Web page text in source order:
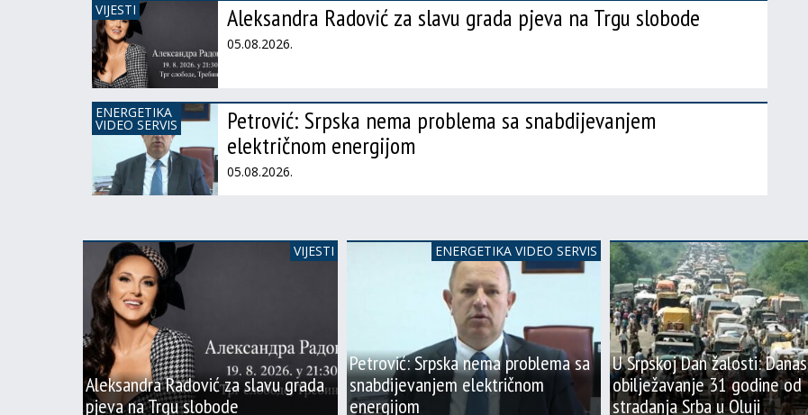
VIJESTI Aleksandra Radović za slavu grada pjeva na Trgu slobode
05.08.2026.
ENERGETIKA
VIDEO SERVIS
Petrović: Srpska nema problema sa snabdijevanjem
električnom energijom
05.08.2026.
Aleksandra Radović za slavu grada
pjeva na Trgu slobode
VIJESTI
Petrović: Srpska nema problema sa
snabdijevanjem električnom
energijom
ENERGETIKA VIDEO SERVIS
U Srpskoj Dan žalosti: Danas
obilježavanje 31 godine od
stradanja Srba u Oluji